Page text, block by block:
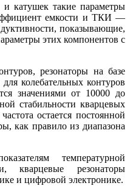
катушек такие параметры
емкости и ТКИ —
показывающие,
этих компонентов с
резонаторы на базе
колебательных контуров
значениями от 10000 до
стабильности кварцевых
остается постоянной
как правило из диапазона
температурной
кварцевые резонаторы
и цифровой электронике.